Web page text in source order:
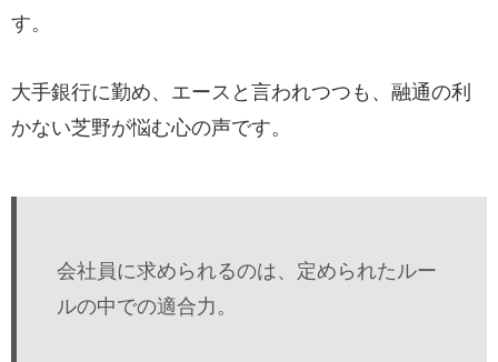
す。
大手銀行に勤め、エースと言われつつも、融通の利
かない芝野が悩む心の声です。
会社員に求められるのは、定められたルー
ルの中での適合力。